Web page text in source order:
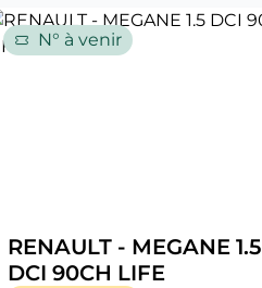
N° à venir
RENAULT - MEGANE 1.5
DCI 90CH LIFE